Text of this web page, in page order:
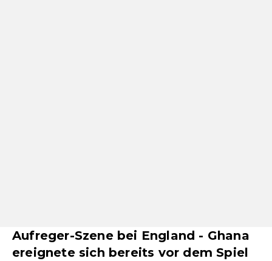
Aufreger-Szene bei England - Ghana
ereignete sich bereits vor dem Spiel